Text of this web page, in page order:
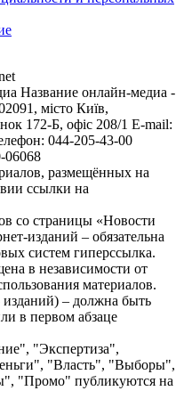
Название онлайн-медиа -
місто Київ,
172-Б, офіс 208/1 E-mail:
044-205-43-00
06068
размещённых на
ссылки на
со страницы «Новости
изданий – обязательна
систем гиперссылка.
в независимости от
материалов.
изданий) – должна быть
в первом абзаце
"Экспертиза",
"Власть", "Выборы",
"Промо" публикуются на